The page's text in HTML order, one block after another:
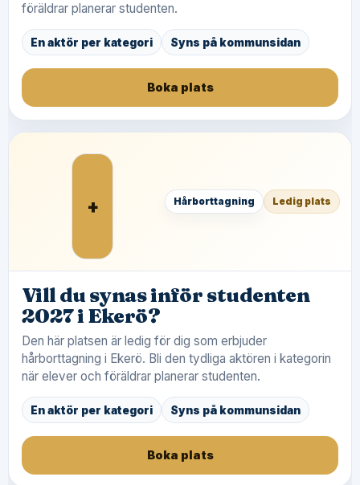
föräldrar planerar studenten.
En aktör per kategori Syns på kommunsidan
Boka plats
+ Hårborttagning Ledig plats
Vill du synas inför studenten
2027 i Ekerö?
Den här platsen är ledig för dig som erbjuder
hårborttagning i Ekerö. Bli den tydliga aktören i kategorin
när elever och föräldrar planerar studenten.
En aktör per kategori Syns på kommunsidan
Boka plats